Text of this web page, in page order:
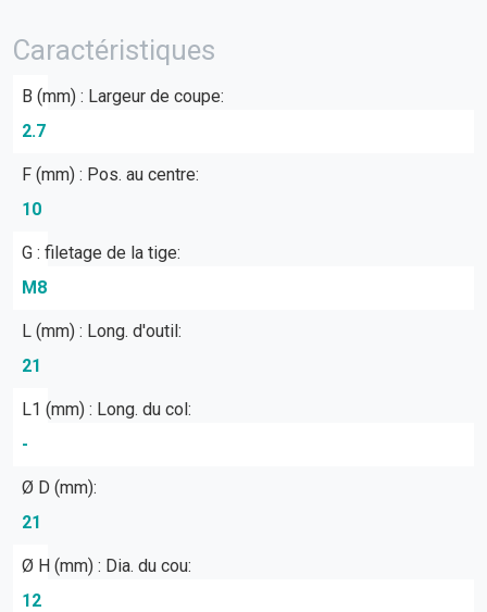
Caractéristiques
B (mm) : Largeur de coupe:
2.7
F (mm) : Pos. au centre:
10
G : filetage de la tige:
M8
L (mm) : Long. d'outil:
21
L1 (mm) : Long. du col:
-
Ø D (mm):
21
Ø H (mm) : Dia. du cou:
12